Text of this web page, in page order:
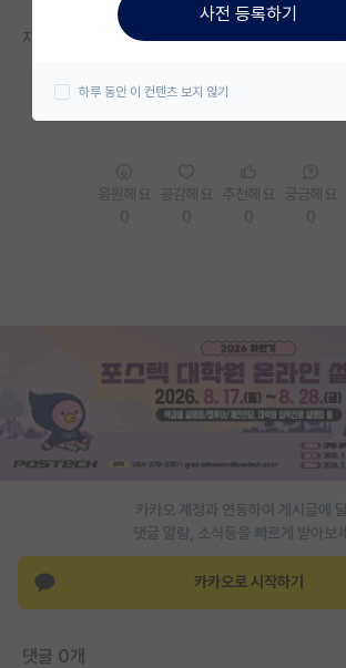
대학원생 모집 게시판
연구실(PI) 홍보 게시판
PI 전용 게시판
인문사회 계열 게시판
특수/전문대학원 게시판
반도체/AI 게시판
학술 정보 게시판
홍보 게시판
자세한 내용은 홈페이지를 참고해 주세요.
https://www.fulbright.or.kr/grant/graduate/
카카오 계정과 연동하여 게시글에
댓글 알람, 소식등을 빠르게 받아보
카카오로 시작하기
댓글 0개
사전 등록하기
하루 동안 이 컨텐츠 보지 않기